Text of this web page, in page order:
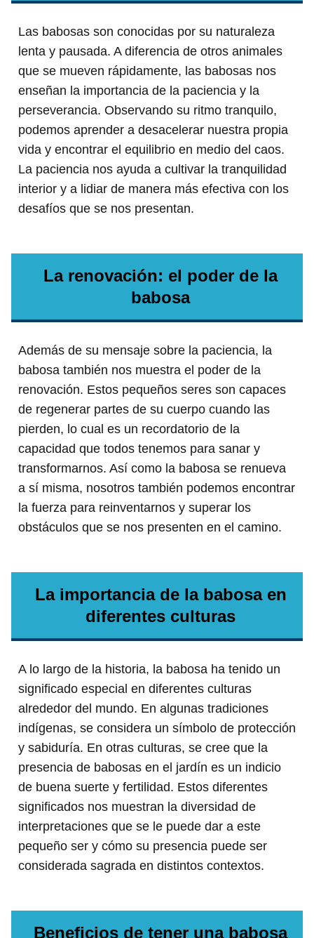
Las babosas son conocidas por su naturaleza
lenta y pausada. A diferencia de otros animales
que se mueven rápidamente, las babosas nos
enseñan la importancia de la paciencia y la
perseverancia. Observando su ritmo tranquilo,
podemos aprender a desacelerar nuestra propia
vida y encontrar el equilibrio en medio del caos.
La paciencia nos ayuda a cultivar la tranquilidad
interior y a lidiar de manera más efectiva con los
desafíos que se nos presentan.
La renovación: el poder de la
babosa
Además de su mensaje sobre la paciencia, la
babosa también nos muestra el poder de la
renovación. Estos pequeños seres son capaces
de regenerar partes de su cuerpo cuando las
pierden, lo cual es un recordatorio de la
capacidad que todos tenemos para sanar y
transformarnos. Así como la babosa se renueva
a sí misma, nosotros también podemos encontrar
la fuerza para reinventarnos y superar los
obstáculos que se nos presenten en el camino.
La importancia de la babosa en
diferentes culturas
A lo largo de la historia, la babosa ha tenido un
significado especial en diferentes culturas
alrededor del mundo. En algunas tradiciones
indígenas, se considera un símbolo de protección
y sabiduría. En otras culturas, se cree que la
presencia de babosas en el jardín es un indicio
de buena suerte y fertilidad. Estos diferentes
significados nos muestran la diversidad de
interpretaciones que se le puede dar a este
pequeño ser y cómo su presencia puede ser
considerada sagrada en distintos contextos.
Beneficios de tener una babosa